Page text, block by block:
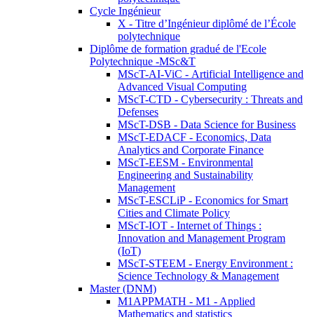
Cycle Ingénieur
X - Titre d’Ingénieur diplômé de l’École
polytechnique
Diplôme de formation gradué de l'Ecole
Polytechnique -MSc&T
MScT-AI-ViC - Artificial Intelligence and
Advanced Visual Computing
MScT-CTD - Cybersecurity : Threats and
Defenses
MScT-DSB - Data Science for Business
MScT-EDACF - Economics, Data
Analytics and Corporate Finance
MScT-EESM - Environmental
Engineering and Sustainability
Management
MScT-ESCLiP - Economics for Smart
Cities and Climate Policy
MScT-IOT - Internet of Things :
Innovation and Management Program
(IoT)
MScT-STEEM - Energy Environment :
Science Technology & Management
Master (DNM)
M1APPMATH - M1 - Applied
Mathematics and statistics